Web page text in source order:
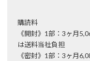
購読料
《開封》1部：3ヶ月
は送料当社負担
《密封》1部：3ヶ月